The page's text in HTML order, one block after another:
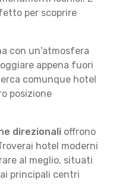
per scoprire
con un'atmosfera
appena fuori
comunque hotel
posizione
direzionali offrono
hotel moderni
al meglio, situati
principali centri